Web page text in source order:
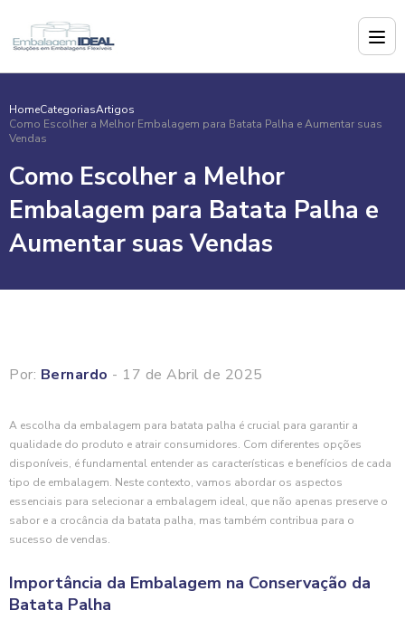
HomeCategoriasArtigos
Como Escolher a Melhor Embalagem para Batata Palha e Aumentar suas
Vendas
Como Escolher a Melhor
Embalagem para Batata Palha e
Aumentar suas Vendas
Por: Bernardo - 17 de Abril de 2025
A escolha da embalagem para batata palha é crucial para garantir a
qualidade do produto e atrair consumidores. Com diferentes opções
disponíveis, é fundamental entender as características e benefícios de cada
tipo de embalagem. Neste contexto, vamos abordar os aspectos
essenciais para selecionar a embalagem ideal, que não apenas preserve o
sabor e a crocância da batata palha, mas também contribua para o
sucesso de vendas.
Importância da Embalagem na Conservação da
Batata Palha